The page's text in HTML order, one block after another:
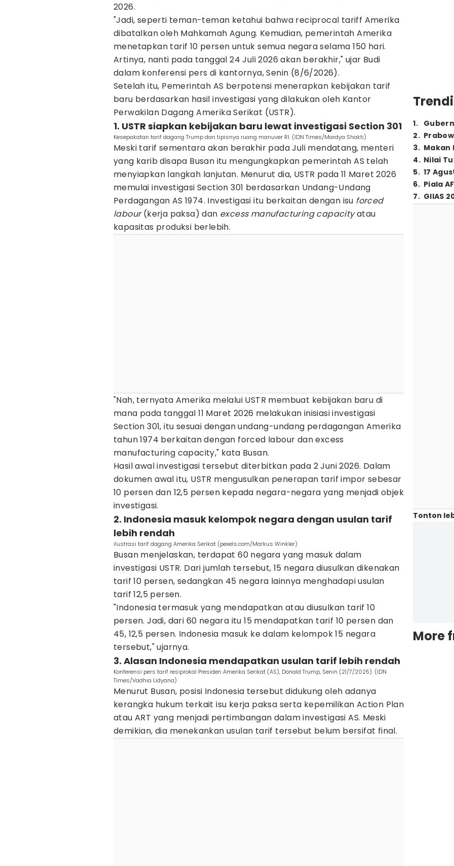
2026.
"Jadi, seperti teman-teman ketahui bahwa reciprocal tariff Amerika
dibatalkan oleh Mahkamah Agung. Kemudian, pemerintah Amerika
menetapkan tarif 10 persen untuk semua negara selama 150 hari.
Artinya, nanti pada tanggal 24 Juli 2026 akan berakhir," ujar Budi
dalam konferensi pers di kantornya, Senin (8/6/2026).
Setelah itu, Pemerintah AS berpotensi menerapkan kebijakan tarif
baru berdasarkan hasil investigasi yang dilakukan oleh Kantor
Perwakilan Dagang Amerika Serikat (USTR).
1. USTR siapkan kebijakan baru lewat investigasi Section 301
Kesepakatan tarif dagang Trump dan tipisnya ruang manuver RI. (IDN Times/Mardya Shakti)
Meski tarif sementara akan berakhir pada Juli mendatang, menteri
yang karib disapa Busan itu mengungkapkan pemerintah AS telah
menyiapkan langkah lanjutan. Menurut dia, USTR pada 11 Maret 2026
memulai investigasi Section 301 berdasarkan Undang-Undang
Perdagangan AS 1974. Investigasi itu berkaitan dengan isu forced
labour(kerja paksa) dan excess manufacturing capacityatau
kapasitas produksi berlebih.
"Nah, ternyata Amerika melalui USTR membuat kebijakan baru di
mana pada tanggal 11 Maret 2026 melakukan inisiasi investigasi
Section 301, itu sesuai dengan undang-undang perdagangan Amerika
tahun 1974 berkaitan dengan forced labour dan excess
manufacturing capacity," kata Busan.
Hasil awal investigasi tersebut diterbitkan pada 2 Juni 2026. Dalam
dokumen awal itu, USTR mengusulkan penerapan tarif impor sebesar
10 persen dan 12,5 persen kepada negara-negara yang menjadi objek
investigasi.
2. Indonesia masuk kelompok negara dengan usulan tarif
lebih rendah
ilustrasi tarif dagang Amerika Serikat (pexels.com/Markus Winkler)
Busan menjelaskan, terdapat 60 negara yang masuk dalam
investigasi USTR. Dari jumlah tersebut, 15 negara diusulkan dikenakan
tarif 10 persen, sedangkan 45 negara lainnya menghadapi usulan
tarif 12,5 persen.
"Indonesia termasuk yang mendapatkan atau diusulkan tarif 10
persen. Jadi, dari 60 negara itu 15 mendapatkan tarif 10 persen dan
45, 12,5 persen. Indonesia masuk ke dalam kelompok 15 negara
tersebut," ujarnya.
3. Alasan Indonesia mendapatkan usulan tarif lebih rendah
Konferensi pers tarif resiprokal Presiden Amerika Serikat (AS), Donald Trump, Senin (21/7/2025). (IDN
Times/Vadhia Lidyana)
Menurut Busan, posisi Indonesia tersebut didukung oleh adanya
kerangka hukum terkait isu kerja paksa serta kepemilikan Action Plan
atau ART yang menjadi pertimbangan dalam investigasi AS. Meski
demikian, dia menekankan usulan tarif tersebut belum bersifat final.
1.
2.
3. Makan
4. Nilai
5. 17
6. Piala
7. GIIAS
Tonton
More